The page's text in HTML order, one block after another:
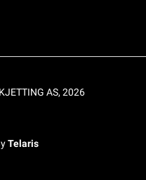
AS, 2026
Telaris